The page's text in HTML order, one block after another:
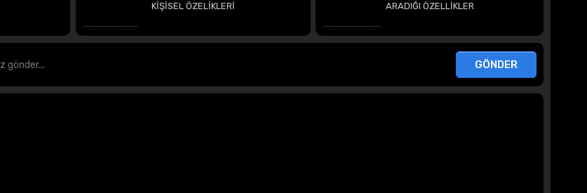
KİŞİSEL ÖZELİKLERİ
..........................
ARADIĞI ÖZELLİKLER
............................